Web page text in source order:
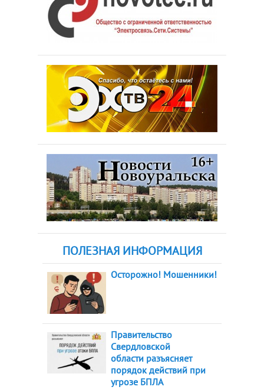
ПОЛЕЗНАЯ ИНФОРМАЦИЯ
Осторожно! Мошенники!
Правительство
Свердловской
области разъясняет
порядок действий при
угрозе БПЛА